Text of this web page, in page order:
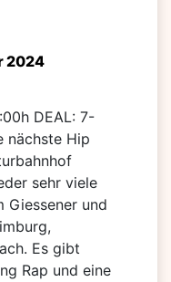
2024
DEAL: 7-
nächste Hip
sehr viele
Giessener und
Es gibt
Rap und eine